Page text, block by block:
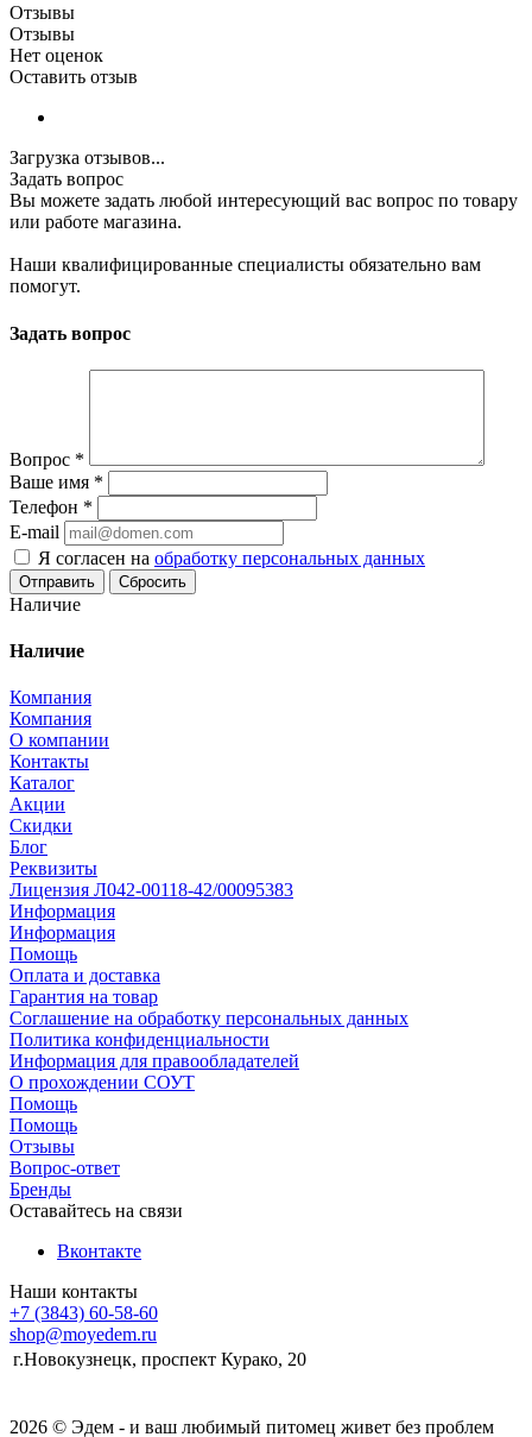
Отзывы
Отзывы
Нет оценок
Оставить отзыв
Загрузка отзывов...
Задать вопрос
Вы можете задать любой интересующий вас вопрос по товару
или работе магазина.
Наши квалифицированные специалисты обязательно вам
помогут.
Задать вопрос
Вопрос *
Ваше имя *
Телефон *
E-mail
Я согласен на обработку персональных данных
Сбросить
Наличие
Наличие
Компания
Компания
О компании
Контакты
Каталог
Акции
Скидки
Блог
Реквизиты
Лицензия Л042-00118-42/00095383
Информация
Информация
Помощь
Оплата и доставка
Гарантия на товар
Соглашение на обработку персональных данных
Политика конфиденциальности
Информация для правообладателей
О прохождении СОУТ
Помощь
Помощь
Отзывы
Вопрос-ответ
Бренды
Оставайтесь на связи
Вконтакте
Наши контакты
+7 (3843) 60-58-60
shop@moyedem.ru
г.Новокузнецк, проспект Курако, 20
2026 © Эдем - и ваш любимый питомец живет без проблем